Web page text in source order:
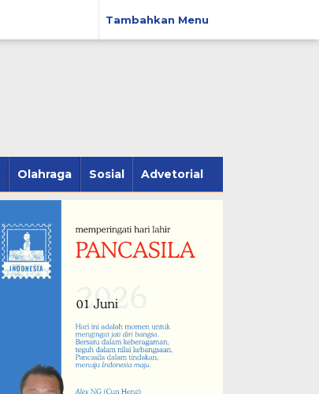
Tambahkan Menu
Olahraga Sosial Advetorial